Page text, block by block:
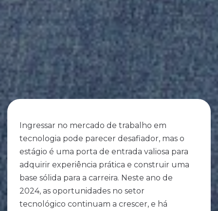
Ingressar no mercado de trabalho em
tecnologia pode parecer desafiador, mas o
estágio é uma porta de entrada valiosa para
adquirir experiência prática e construir uma
base sólida para a carreira. Neste ano de
2024, as oportunidades no setor
tecnológico continuam a crescer, e há